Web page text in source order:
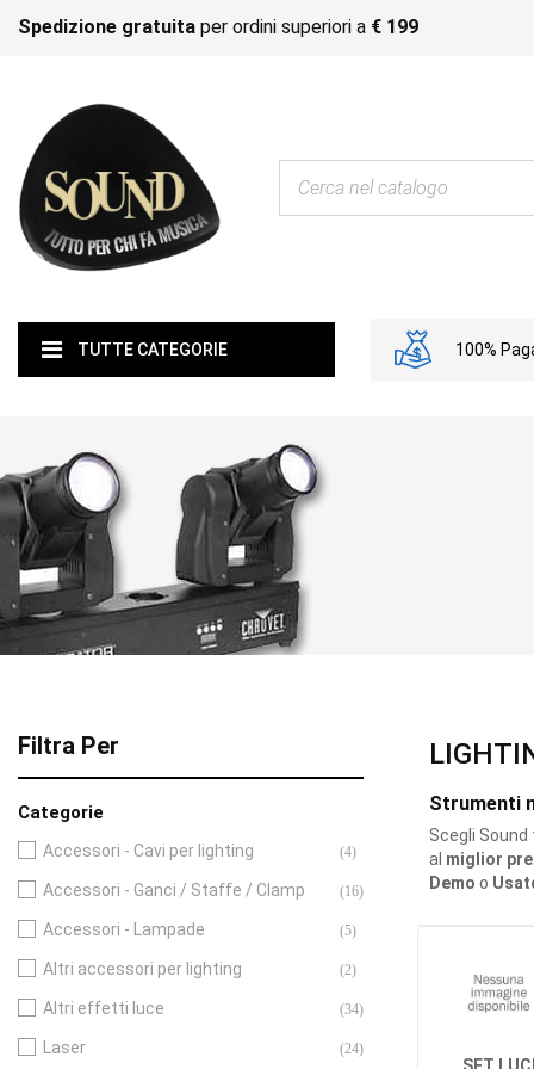
Spedizione gratuita per ordini superiori a € 199
TUTTE CATEGORIE 100%
Filtra Per
Categorie
Accessori - Cavi per lighting (4)
Accessori - Ganci / Staffe / Clamp (16)
Accessori - Lampade (5)
Altri accessori per lighting (2)
Altri effetti luce (34)
Laser (24)
Strumenti
Scegli Sound
al miglior
Demo o